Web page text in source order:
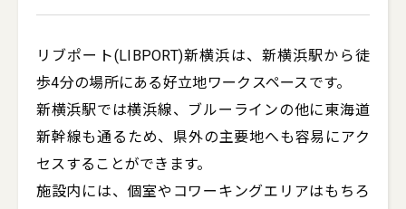
リブポート(LIBPORT)新横浜は、新横浜駅から徒
歩4分の場所にある好立地ワークスペースです。
新横浜駅では横浜線、ブルーラインの他に東海道
新幹線も通るため、県外の主要地へも容易にアク
セスすることができます。
施設内には、個室やコワーキングエリアはもちろ